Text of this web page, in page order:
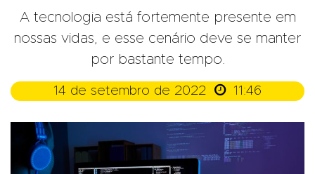
A tecnologia está fortemente presente em
nossas vidas, e esse cenário deve se manter
por bastante tempo.
14 de setembro de 2022  11:46